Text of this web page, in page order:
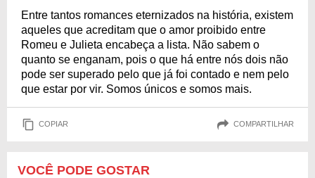
Entre tantos romances eternizados na história, existem
aqueles que acreditam que o amor proibido entre
Romeu e Julieta encabeça a lista. Não sabem o
quanto se enganam, pois o que há entre nós dois não
pode ser superado pelo que já foi contado e nem pelo
que estar por vir. Somos únicos e somos mais.
COPIAR COMPARTILHAR
VOCÊ PODE GOSTAR